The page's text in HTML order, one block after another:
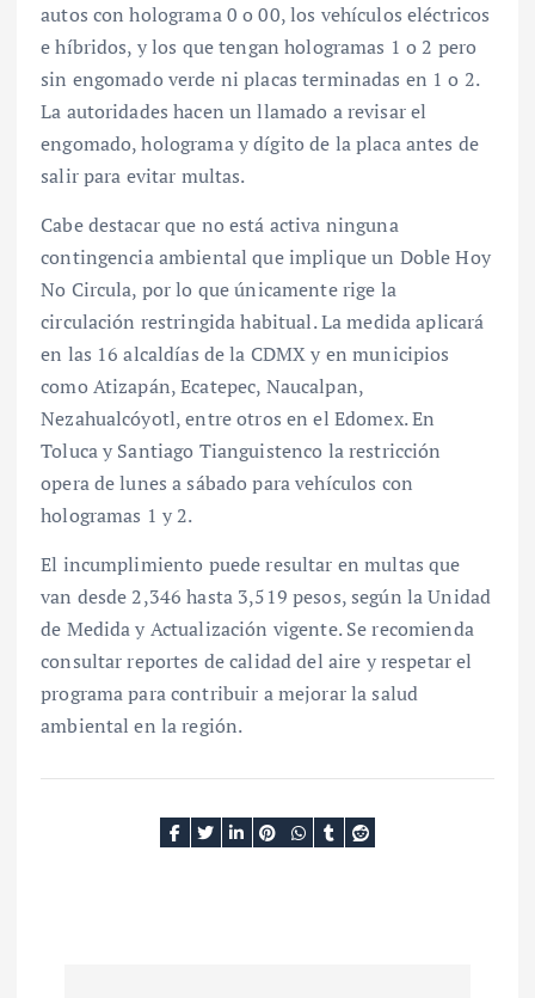
autos con holograma 0 o 00, los vehículos eléctricos
e híbridos, y los que tengan hologramas 1 o 2 pero
sin engomado verde ni placas terminadas en 1 o 2.
La autoridades hacen un llamado a revisar el
engomado, holograma y dígito de la placa antes de
salir para evitar multas.
Cabe destacar que no está activa ninguna
contingencia ambiental que implique un Doble Hoy
No Circula, por lo que únicamente rige la
circulación restringida habitual. La medida aplicará
en las 16 alcaldías de la CDMX y en municipios
como Atizapán, Ecatepec, Naucalpan,
Nezahualcóyotl, entre otros en el Edomex. En
Toluca y Santiago Tianguistenco la restricción
opera de lunes a sábado para vehículos con
hologramas 1 y 2.
El incumplimiento puede resultar en multas que
van desde 2,346 hasta 3,519 pesos, según la Unidad
de Medida y Actualización vigente. Se recomienda
consultar reportes de calidad del aire y respetar el
programa para contribuir a mejorar la salud
ambiental en la región.